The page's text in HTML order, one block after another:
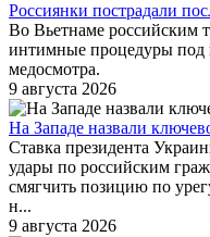
Россиянки пострадали
Во Вьетнаме российским
интимные процедуры под
медосмотра.
9 августа 2026
На Западе назвали
Ставка президента
удары по российским
смягчить позицию по
н...
9 августа 2026